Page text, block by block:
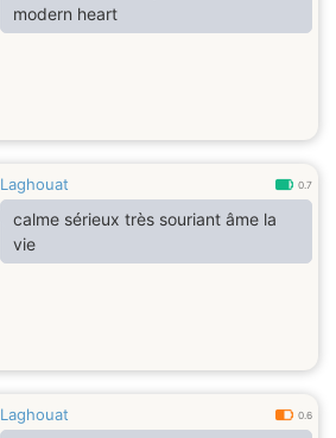
modern heart
Laghouat 0.7
calme sérieux très souriant âme la
vie
Laghouat 0.6